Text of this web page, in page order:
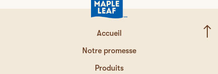
Accueil
Notre promesse
Produits